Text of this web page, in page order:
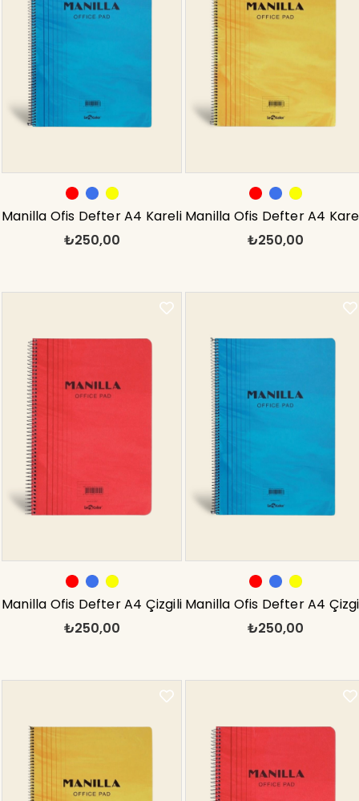
Manilla Ofis Defter A4 Kareli
Mavi
₺250,00
Manilla Ofis Defter A4
Sarı
₺250,00
Manilla Ofis Defter A4 Çizgili
Kırmızı
₺250,00
Manilla Ofis Defter A4
Mavi
₺250,00